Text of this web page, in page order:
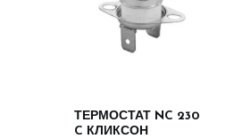
ТЕРМОСТАТ NC 230
C КЛИКСОН